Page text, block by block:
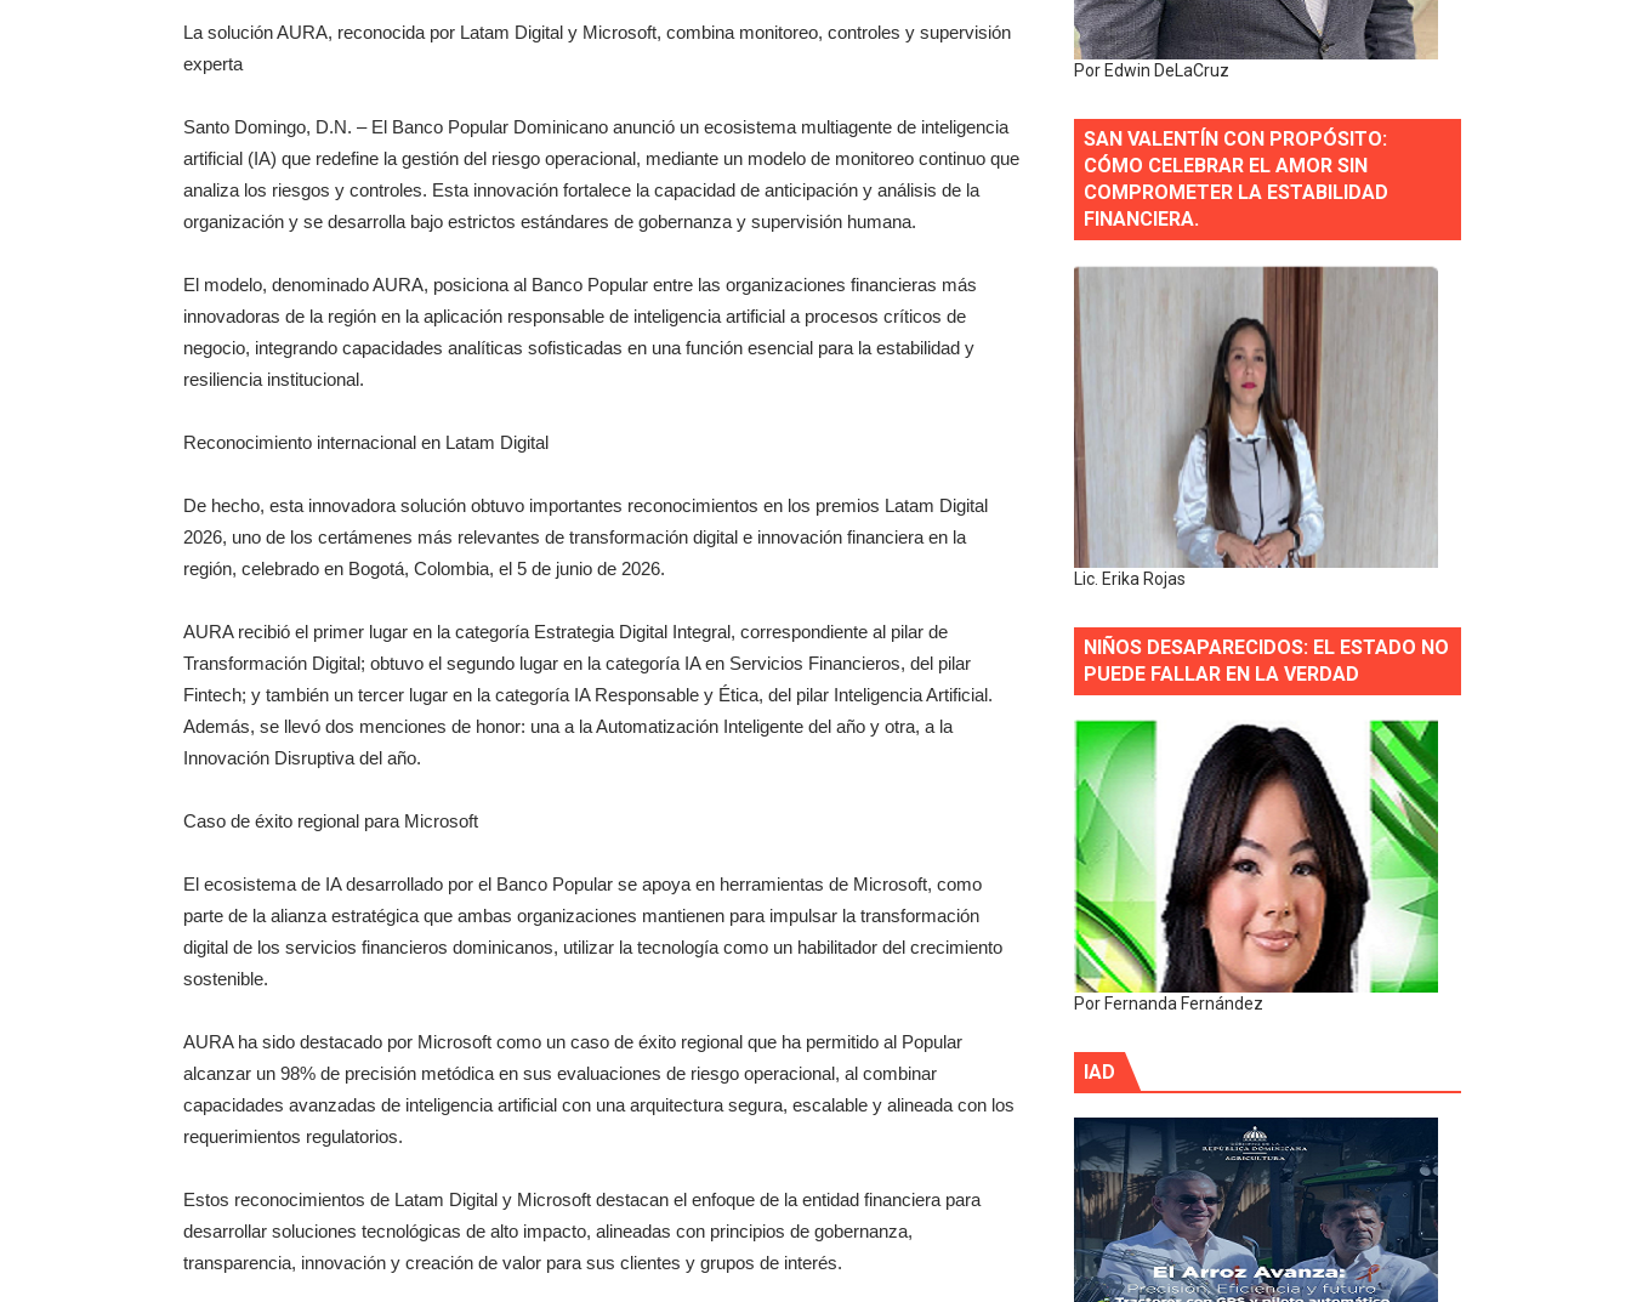
El PRM renueva su cúpula directiva: Luis Abinader asume la presidencia para el periodo 2026-2030
Comedores Comunitarios de DASAC garantizan alimentación de miles de voluntarios y personal de los XXV Juegos Centroamericanos y del
UNTC inicia ofensiva para recuperar fuerza gremial y fortalecer seccional del Distrito Nacional
La solución AURA, reconocida por Latam Digital y Microsoft, combina monitoreo, controles y supervisión
experta
Santo Domingo, D.N. – El Banco Popular Dominicano anunció un ecosistema multiagente de inteligencia
artificial (IA) que redefine la gestión del riesgo operacional, mediante un modelo de monitoreo continuo que
analiza los riesgos y controles. Esta innovación fortalece la capacidad de anticipación y análisis de la
organización y se desarrolla bajo estrictos estándares de gobernanza y supervisión humana.
El modelo, denominado AURA, posiciona al Banco Popular entre las organizaciones financieras más
innovadoras de la región en la aplicación responsable de inteligencia artificial a procesos críticos de
negocio, integrando capacidades analíticas sofisticadas en una función esencial para la estabilidad y
resiliencia institucional.
Reconocimiento internacional en Latam Digital
De hecho, esta innovadora solución obtuvo importantes reconocimientos en los premios Latam Digital
2026, uno de los certámenes más relevantes de transformación digital e innovación financiera en la
región, celebrado en Bogotá, Colombia, el 5 de junio de 2026.
AURA recibió el primer lugar en la categoría Estrategia Digital Integral, correspondiente al pilar de
Transformación Digital; obtuvo el segundo lugar en la categoría IA en Servicios Financieros, del pilar
Fintech; y también un tercer lugar en la categoría IA Responsable y Ética, del pilar Inteligencia Artificial.
Además, se llevó dos menciones de honor: una a la Automatización Inteligente del año y otra, a la
Innovación Disruptiva del año.
Caso de éxito regional para Microsoft
El ecosistema de IA desarrollado por el Banco Popular se apoya en herramientas de Microsoft, como
parte de la alianza estratégica que ambas organizaciones mantienen para impulsar la transformación
digital de los servicios financieros dominicanos, utilizar la tecnología como un habilitador del crecimiento
sostenible.
AURA ha sido destacado por Microsoft como un caso de éxito regional que ha permitido al Popular
alcanzar un 98% de precisión metódica en sus evaluaciones de riesgo operacional, al combinar
capacidades avanzadas de inteligencia artificial con una arquitectura segura, escalable y alineada con los
requerimientos regulatorios.
Estos reconocimientos de Latam Digital y Microsoft destacan el enfoque de la entidad financiera para
desarrollar soluciones tecnológicas de alto impacto, alineadas con principios de gobernanza,
transparencia, innovación y creación de valor para sus clientes y grupos de interés.
Por Edwin DeLaCruz
SAN VALENTÍN CON PROPÓSITO:
CÓMO CELEBRAR EL AMOR SIN
COMPROMETER LA ESTABILIDAD
FINANCIERA.
Lic. Erika Rojas
NIÑOS DESAPARECIDOS: EL ESTADO NO
PUEDE FALLAR EN LA VERDAD
Por Fernanda Fernández
IAD